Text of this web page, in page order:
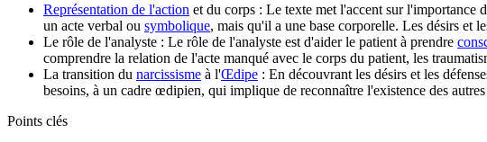
Représentation de l'action et du corps : Le texte met l'accent sur l'importance
un acte verbal ou symbolique, mais qu'il a une base corporelle. Les désirs et
Le rôle de l'analyste : Le rôle de l'analyste est d'aider le patient à prendre
comprendre la relation de l'acte manqué avec le corps du patient, les
La transition du narcissisme à l'Œdipe : En découvrant les désirs et les
besoins, à un cadre œdipien, qui implique de reconnaître l'existence des
Points clés